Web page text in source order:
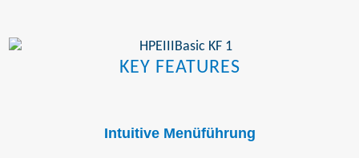
KEY FEATURES
Intuitive Menüführung